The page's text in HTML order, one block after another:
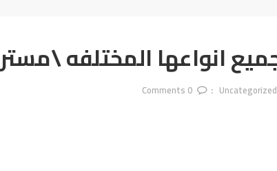
Uncategorized
0